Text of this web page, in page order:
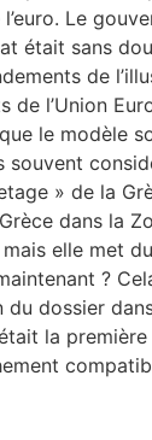
Le
était sans
de
l’Union
le modèle
souvent
» de la
dans la
elle met
?
dossier
la